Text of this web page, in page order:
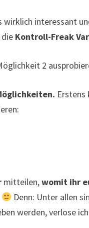
wirklich interessant
Kontroll-Freak
2
Erstens
mitteilen,womit ihr
Denn: Unter allen
werden, verlose ich